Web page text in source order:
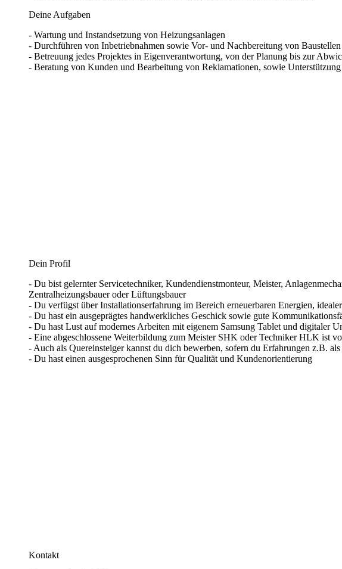
Deine Aufgaben
- Wartung und Instandsetzung von Heizungsanlagen
- Durchführen von Inbetriebnahmen sowie Vor- und Nachbereitung von Baustellen
- Betreuung jedes Projektes in Eigenverantwortung, von der Planung bis zur
- Beratung von Kunden und Bearbeitung von Reklamationen, sowie
Dein Profil
- Du bist gelernter Servicetechniker, Kundendienstmonteur, Meister,
Zentralheizungsbauer oder Lüftungsbauer
- Du verfügst über Installationserfahrung im Bereich erneuerbaren Energien,
- Du hast ein ausgeprägtes handwerkliches Geschick sowie gute
- Du hast Lust auf modernes Arbeiten mit eigenem Samsung Tablet und digitaler
- Eine abgeschlossene Weiterbildung zum Meister SHK oder Techniker HLK ist
- Auch als Quereinsteiger kannst du dich bewerben, sofern du Erfahrungen z.B.
- Du hast einen ausgesprochenen Sinn für Qualität und Kundenorientierung
Kontakt